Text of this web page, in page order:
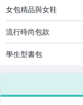
圖書/影音/文具
古董、藝術與礦石
手機、配件與通訊
美容保養與彩妝
電腦、平板與周邊
女包精品與女鞋
流行時尚包款
學生型書包